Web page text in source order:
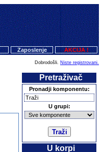
Zaposlenje AKCIJA !
Dobrodošli. Niste registrovani.
Pretraživač
Pronadji komponentu:
U grupi:
U korpi